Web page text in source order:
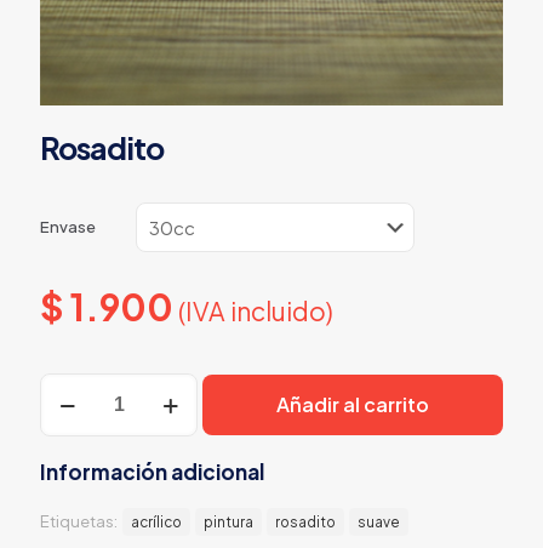
Rosadito
Envase
$1.900 (IVA incluido)
cantidad
Añadir al carrito
Información adicional
Etiquetas: acrílico pintura rosadito suave